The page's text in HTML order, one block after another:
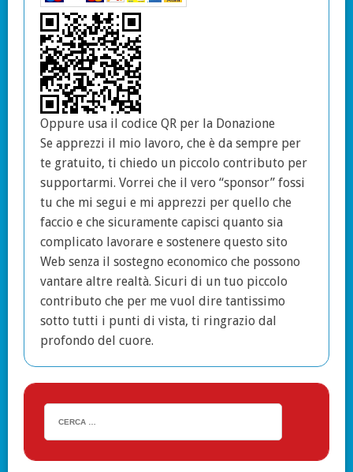
Oppure usa il codice QR per la Donazione
Se apprezzi il mio lavoro, che è da sempre per
te gratuito, ti chiedo un piccolo contributo per
supportarmi. Vorrei che il vero “sponsor” fossi
tu che mi segui e mi apprezzi per quello che
faccio e che sicuramente capisci quanto sia
complicato lavorare e sostenere questo sito
Web senza il sostegno economico che possono
vantare altre realtà. Sicuri di un tuo piccolo
contributo che per me vuol dire tantissimo
sotto tutti i punti di vista, ti ringrazio dal
profondo del cuore.